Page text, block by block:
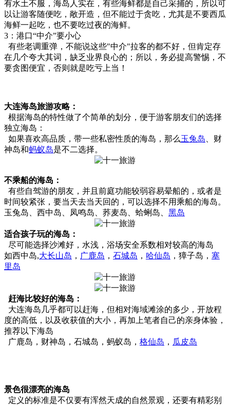
有水土不服，海岛人实在，有些海鲜都是自己采捕的，所以可
以让游客随便吃，敞开造，但不能过于贪吃，尤其是不要西瓜
海鲜一起吃，也不要吃过夜的海鲜。
3：港口“中介”要小心
有些老调重弹，不能说这些"中介"拉客的都不好，但肯定存
在几个夸大其词，缺乏业界良心的；所以，务必提高警惕，不
要贪图便宜，否则就是吃亏上当！
大连海岛旅游攻略：
根据海岛的特性做了个简单的划分，便于游客朋友们的选择
独立海岛：
如果喜欢高品质，带一些私密性质的海岛，那么玉兔岛 、财
神岛和蚂蚁岛是不二选择。
不乘船的海岛：
有些自驾游的朋友，并且前庭功能较弱容易晕船的，或者是
时间较紧张，要当天去当天回的，可以选择不用乘船的海岛。
玉兔岛、西中岛、凤鸣岛、荞麦岛、蛤蜊岛、 黑岛
适合孩子玩的海岛：
尽可能选择沙滩好，水浅，浴场安全系数相对较高的海岛
如西中岛,大长山岛 ， 广鹿岛 ， 石城岛 ， 哈仙岛 ，獐子岛， 塞
里岛
赶海比较好的海岛：
大连海岛几乎都可以赶海，但相对海域滩涂的多少，开放程
度的高低，以及收获值的大小，再加上笔者自己的亲身体验，
推荐以下海岛
广鹿岛，财神岛，石城岛，蚂蚁岛， 格仙岛 ， 瓜皮岛
景色很漂亮的海岛
定义的标准是不仅要有浑然天成的自然景观，还要有精彩别